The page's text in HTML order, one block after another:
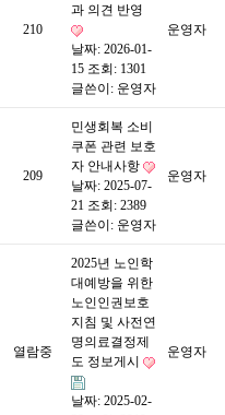
210
과 의견 반영
날짜: 2026-01-
15 조회: 1301
글쓴이: 운영자
운영자
209
민생회복 소비
쿠폰 관련 보호
자 안내사항
날짜: 2025-07-
21 조회: 2389
글쓴이: 운영자
운영자
열람중
2025년 노인학
대예방을 위한
노인인권보호
지침 및 사전연
명의료결정제
도 정보게시
날짜: 2025-02-
운영자